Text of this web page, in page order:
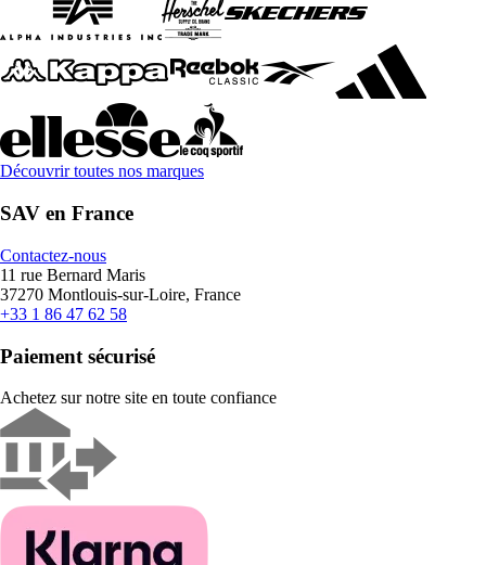
Découvrir toutes nos marques
SAV en France
Contactez-nous
11 rue Bernard Maris
37270 Montlouis-sur-Loire, France
+33 1 86 47 62 58
Paiement sécurisé
Achetez sur notre site en toute confiance